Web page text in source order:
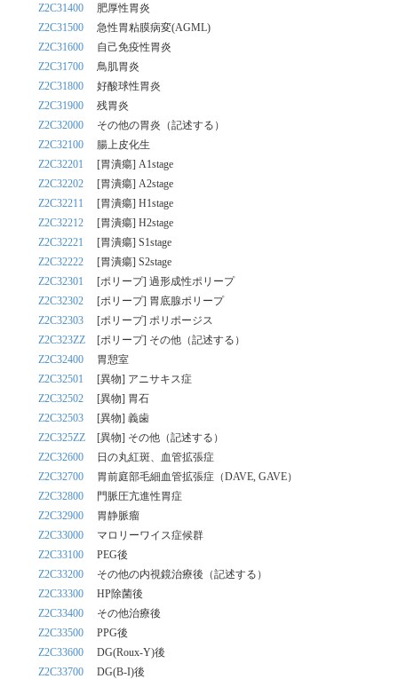
Z2C31400
肥厚性胃炎
Z2C31500
急性胃粘膜病変(AGML)
Z2C31600
自己免疫性胃炎
Z2C31700
鳥肌胃炎
Z2C31800
好酸球性胃炎
Z2C31900
残胃炎
Z2C32000
その他の胃炎（記述する）
Z2C32100
腸上皮化生
Z2C32201
[胃潰瘍] A1stage
Z2C32202
[胃潰瘍] A2stage
Z2C32211
[胃潰瘍] H1stage
Z2C32212
[胃潰瘍] H2stage
Z2C32221
[胃潰瘍] S1stage
Z2C32222
[胃潰瘍] S2stage
Z2C32301
[ポリープ] 過形成性ポリープ
Z2C32302
[ポリープ] 胃底腺ポリープ
Z2C32303
[ポリープ] ポリポージス
Z2C323ZZ
[ポリープ] その他（記述する）
Z2C32400
胃憩室
Z2C32501
[異物] アニサキス症
Z2C32502
[異物] 胃石
Z2C32503
[異物] 義歯
Z2C325ZZ
[異物] その他（記述する）
Z2C32600
日の丸紅斑、血管拡張症
Z2C32700
胃前庭部毛細血管拡張症（DAVE, GAVE）
Z2C32800
門脈圧亢進性胃症
Z2C32900
胃静脈瘤
Z2C33000
マロリーワイス症候群
Z2C33100
PEG後
Z2C33200
その他の内視鏡治療後（記述する）
Z2C33300
HP除菌後
Z2C33400
その他治療後
Z2C33500
PPG後
Z2C33600
DG(Roux-Y)後
Z2C33700
DG(B-I)後